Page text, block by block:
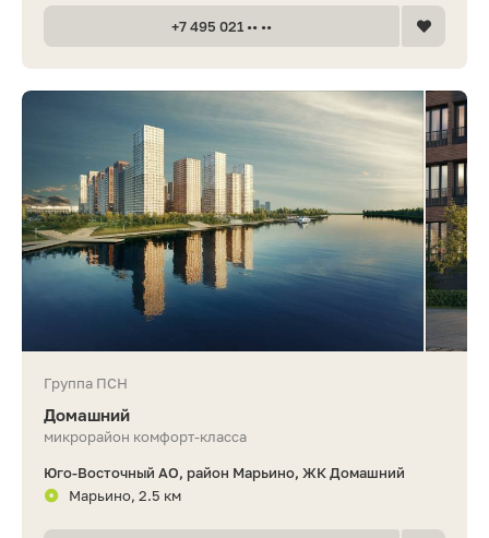
+7 495 021 •• ••
Группа ПСН
Домашний
микрорайон комфорт-класса
Юго-Восточный АО, район Марьино, ЖК Домашний
Марьино, 2.5 км